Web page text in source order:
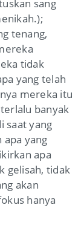
sang
tenang,
tidak
yang telah
mereka itu
banyak
saat yang
yang
apa
gelisah, tidak
akan
hanya